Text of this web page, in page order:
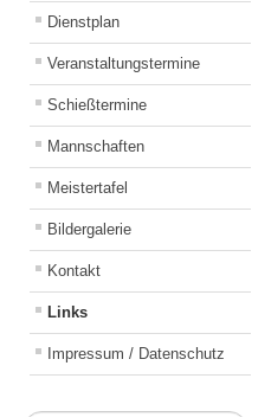
Dienstplan
Veranstaltungstermine
Schießtermine
Mannschaften
Meistertafel
Bildergalerie
Kontakt
Links
Impressum / Datenschutz